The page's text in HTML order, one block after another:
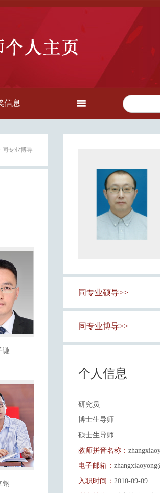
信息
同专业博导
谦
钢
同专业硕导>>
同专业博导>>
个人信息
研究员
博士生导师
硕士生导师
教师拼音名称：
电子邮箱：
入职时间： 2010-09-09